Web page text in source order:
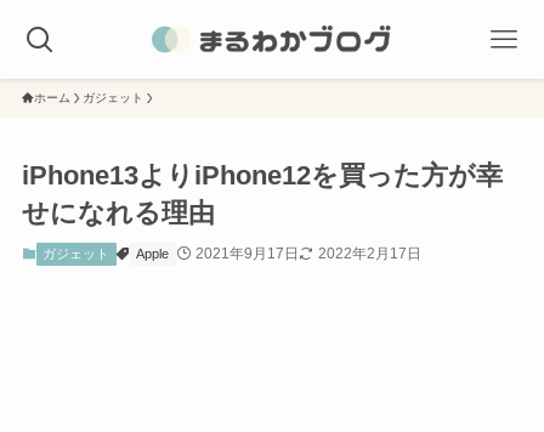
ホーム ガジェット
iPhone13よりiPhone12を買った方が幸
せになれる理由
ガジェット Apple 2021年9月17日 2022年2月17日